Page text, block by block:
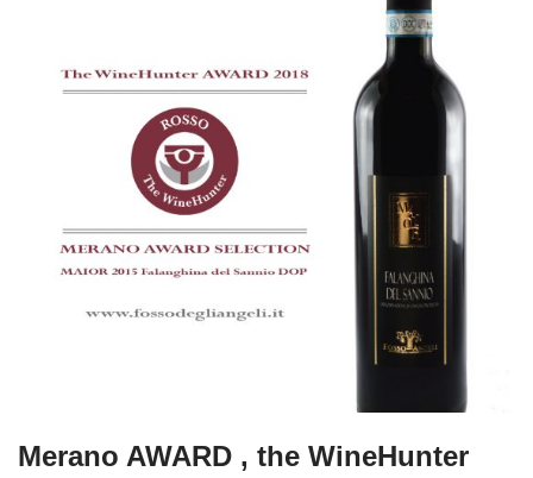
Merano AWARD , the WineHunter